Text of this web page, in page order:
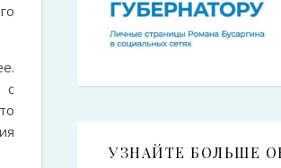
с
УЗНАЙТЕ БОЛЬШЕ